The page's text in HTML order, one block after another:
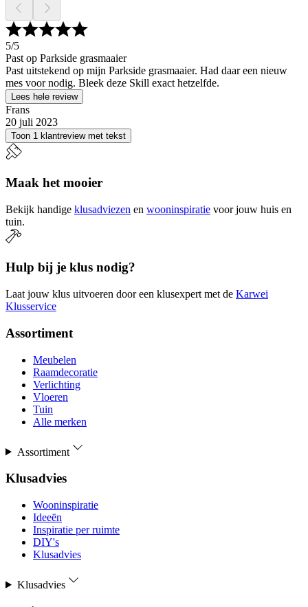
5/5
Past op Parkside grasmaaier
Past uitstekend op mijn Parkside grasmaaier. Had daar een nieuw
mes voor nodig. Bleek deze Skill exact hetzelfde.
Lees hele review
Frans
20 juli 2023
Toon 1 klantreview met tekst
Maak het mooier
Bekijk handige klusadviezen en wooninspiratie voor jouw huis en
tuin.
Hulp bij je klus nodig?
Laat jouw klus uitvoeren door een klusexpert met de Karwei
Klusservice
Assortiment
Meubelen
Raamdecoratie
Verlichting
Vloeren
Tuin
Alle merken
Assortiment
Klusadvies
Wooninspiratie
Ideeën
Inspiratie per ruimte
DIY's
Klusadvies
Klusadvies